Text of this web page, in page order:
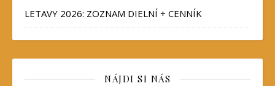
LETAVY 2026: ZOZNAM DIELNÍ + CENNÍK
NÁJDI SI NÁS